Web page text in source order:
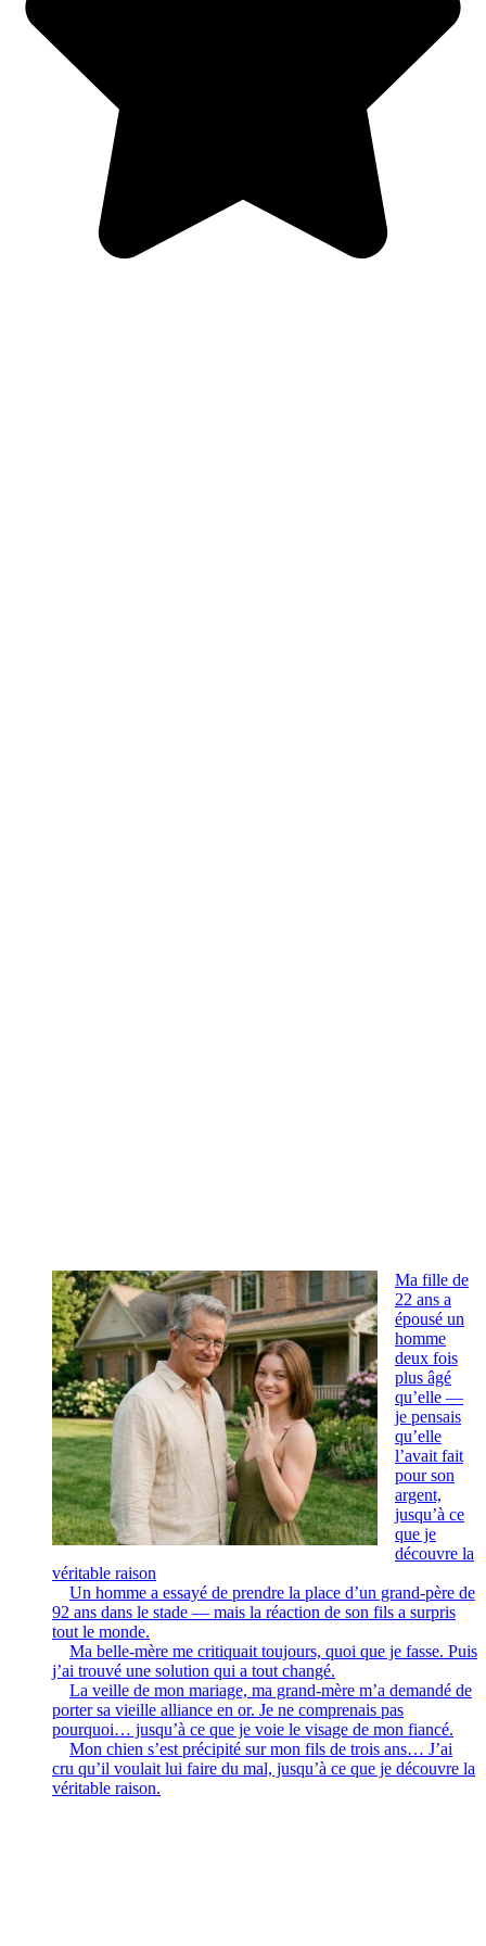
Ma fille de
22 ans a
épousé un
homme
deux fois
plus âgé
qu’elle —
je pensais
qu’elle
l’avait fait
pour son
argent,
jusqu’à ce
que je
découvre la
véritable raison
Un homme a essayé de prendre la place d’un grand-père de
92 ans dans le stade — mais la réaction de son fils a surpris
tout le monde.
Ma belle-mère me critiquait toujours, quoi que je fasse. Puis
j’ai trouvé une solution qui a tout changé.
La veille de mon mariage, ma grand-mère m’a demandé de
porter sa vieille alliance en or. Je ne comprenais pas
pourquoi… jusqu’à ce que je voie le visage de mon fiancé.
Mon chien s’est précipité sur mon fils de trois ans… J’ai
cru qu’il voulait lui faire du mal, jusqu’à ce que je découvre la
véritable raison.